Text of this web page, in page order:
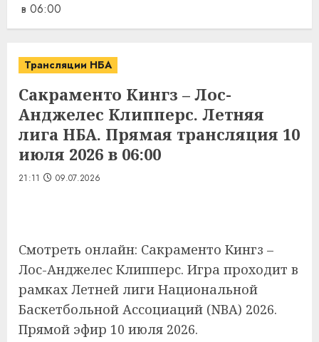
в 06:00
Трансляции НБА
Сакраменто Кингз – Лос-
Анджелес Клипперс. Летняя
лига НБА. Прямая трансляция 10
июля 2026 в 06:00
21:11 09.07.2026
Смотреть онлайн: Сакраменто Кингз –
Лос-Анджелес Клипперс. Игра проходит в
рамках Летней лиги Национальной
Баскетбольной Ассоциаций (NBA) 2026.
Прямой эфир 10 июля 2026.